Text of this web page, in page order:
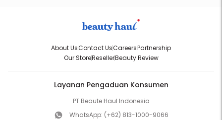
About UsContact UsCareersPartnership
Our StoreResellerBeauty Review
Layanan Pengaduan Konsumen
PT Beaute Haul Indonesia
WhatsApp: (+62) 813-1000-9066